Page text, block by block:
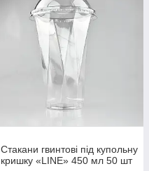
Стакани гвинтові під купольну
кришку «LINE» 450 мл 50 шт